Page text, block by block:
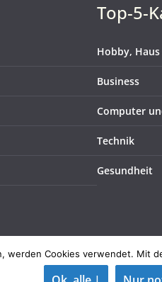
Top-5-
Hobby,
Business
Computer
Technik
Gesundheit
vorbehalten.
werden Cookies verwendet. Mit